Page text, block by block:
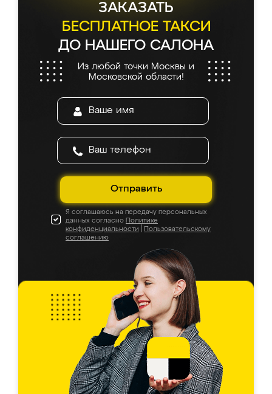
ЗАКАЗАТЬ
БЕСПЛАТНОЕ ТАКСИ
ДО НАШЕГО САЛОНА
Из любой точки Москвы и
Московской области!
Отправить
Я соглашаюсь на передачу персональных
данных согласно Политике
конфиденциальности
Пользовательскому
соглашению